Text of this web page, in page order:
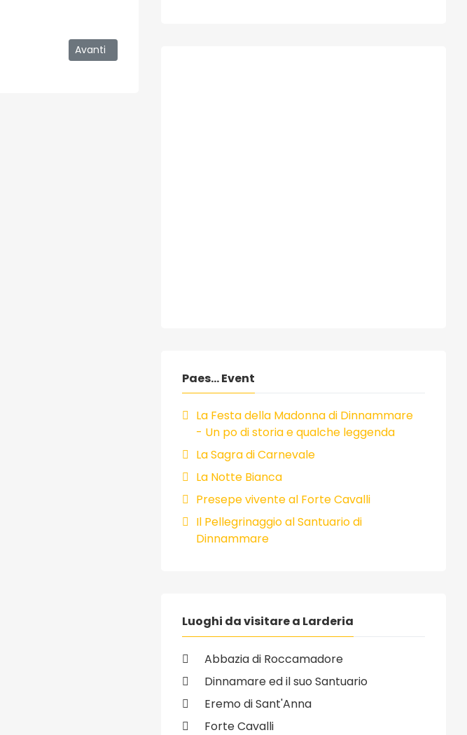
Articolo successivo: 31/12/2008 - I Lavoratori dell' Ipersi del CC Tremestieri da
Avanti
Paes... Event
La Festa della Madonna di Dinnammare
- Un po di storia e qualche leggenda
La Sagra di Carnevale
La Notte Bianca
Presepe vivente al Forte Cavalli
Il Pellegrinaggio al Santuario di
Dinnammare
Luoghi da visitare a Larderia
Abbazia di Roccamadore
Dinnamare ed il suo Santuario
Eremo di Sant'Anna
Forte Cavalli